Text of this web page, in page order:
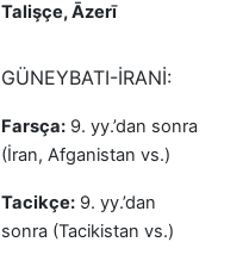
Talişçe, Āzerī
GÜNEYBATI-İRANİ:
Farsça: 9. yy.’dan sonra
(İran, Afganistan vs.)
Tacikçe: 9. yy.’dan
sonra (Tacikistan vs.)